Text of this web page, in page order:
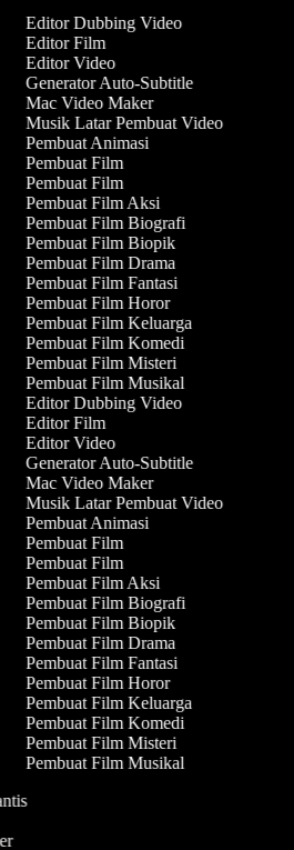
Editor Dubbing Video
Editor Film
Editor Video
Generator Auto-Subtitle
Mac Video Maker
Musik Latar Pembuat Video
Pembuat Animasi
Pembuat Film
Pembuat Film
Pembuat Film Aksi
Pembuat Film Biografi
Pembuat Film Biopik
Pembuat Film Drama
Pembuat Film Fantasi
Pembuat Film Horor
Pembuat Film Keluarga
Pembuat Film Komedi
Pembuat Film Misteri
Pembuat Film Musikal
Editor Dubbing Video
Editor Film
Editor Video
Generator Auto-Subtitle
Mac Video Maker
Musik Latar Pembuat Video
Pembuat Animasi
Pembuat Film
Pembuat Film
Pembuat Film Aksi
Pembuat Film Biografi
Pembuat Film Biopik
Pembuat Film Drama
Pembuat Film Fantasi
Pembuat Film Horor
Pembuat Film Keluarga
Pembuat Film Komedi
Pembuat Film Misteri
Pembuat Film Musikal